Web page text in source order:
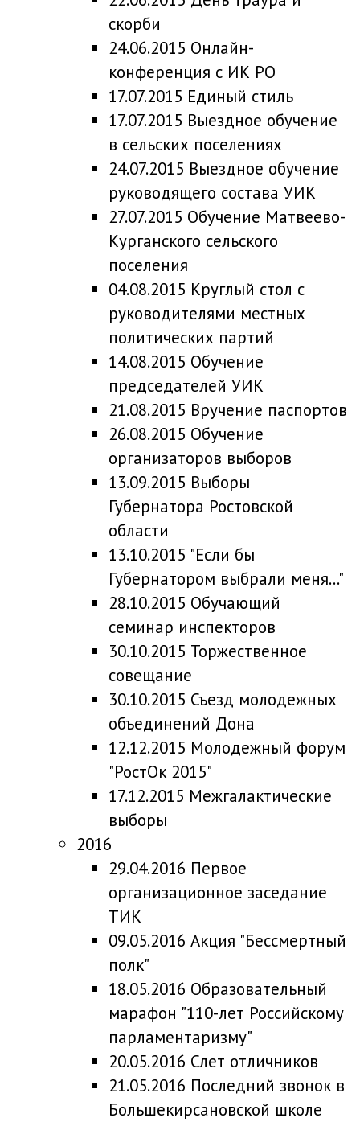
скорби
24.06.2015 Онлайн-
конференция с ИК РО
17.07.2015 Единый стиль
17.07.2015 Выездное обучение
в сельских поселениях
24.07.2015 Выездное обучение
руководящего состава УИК
27.07.2015 Обучение Матвеево-
Курганского сельского
поселения
04.08.2015 Круглый стол с
руководителями местных
политических партий
14.08.2015 Обучение
председателей УИК
21.08.2015 Вручение паспортов
26.08.2015 Обучение
организаторов выборов
13.09.2015 Выборы
Губернатора Ростовской
области
13.10.2015 "Если бы
Губернатором выбрали меня..."
28.10.2015 Обучающий
семинар инспекторов
30.10.2015 Торжественное
совещание
30.10.2015 Съезд молодежных
объединений Дона
12.12.2015 Молодежный форум
"РостОк 2015"
17.12.2015 Межгалактические
выборы
2016
29.04.2016 Первое
организационное заседание
ТИК
09.05.2016 Акция "Бессмертный
полк"
18.05.2016 Образовательный
марафон "110-лет Российскому
парламентаризму"
20.05.2016 Слет отличников
21.05.2016 Последний звонок в
Большекирсановской школе